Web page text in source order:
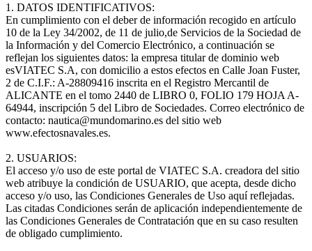
1. DATOS IDENTIFICATIVOS:
En cumplimiento con el deber de información recogido en artículo
10 de la Ley 34/2002, de 11 de julio,de Servicios de la Sociedad de
la Información y del Comercio Electrónico, a continuación se
reflejan los siguientes datos: la empresa titular de dominio web
esVIATEC S.A, con domicilio a estos efectos en Calle Joan Fuster,
2 de C.I.F.: A-28809416 inscrita en el Registro Mercantil de
ALICANTE en el tomo 2440 de LIBRO 0, FOLIO 179 HOJA A-
64944, inscripción 5 del Libro de Sociedades. Correo electrónico de
contacto: nautica@mundomarino.es del sitio web
www.efectosnavales.es.
2. USUARIOS:
El acceso y/o uso de este portal de VIATEC S.A. creadora del sitio
web atribuye la condición de USUARIO, que acepta, desde dicho
acceso y/o uso, las Condiciones Generales de Uso aquí reflejadas.
Las citadas Condiciones serán de aplicación independientemente de
las Condiciones Generales de Contratación que en su caso resulten
de obligado cumplimiento.